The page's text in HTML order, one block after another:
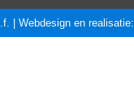
| Webdesign en realisatie: